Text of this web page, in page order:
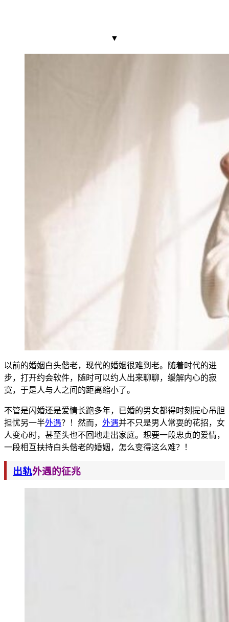
▼
以前的婚姻白头偕老，现代的婚姻很难到老。随着时代的进
步，打开约会软件，随时可以约人出来聊聊，缓解内心的寂
寞，于是人与人之间的距离缩小了。
不管是闪婚还是爱情长跑多年，已婚的男女都得时刻提心吊胆
担忧另一半外遇？！然而， 外遇并不只是男人常耍的花招，女
人变心时，甚至头也不回地走出家庭。想要一段忠贞的爱情，
一段相互扶持白头偕老的婚姻，怎么变得这么难？！
出轨外遇的征兆